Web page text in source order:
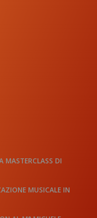
MASTERCLASS DI
MUSICALE IN